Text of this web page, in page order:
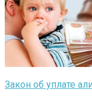
Закон об уплате